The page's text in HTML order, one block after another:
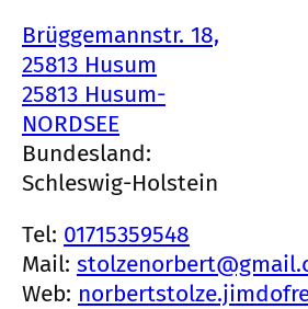
Brüggemannstr. 18,
25813 Husum
25813 Husum-
NORDSEE
Bundesland:
Schleswig-Holstein
Tel: 01715359548
Mail:
Web: